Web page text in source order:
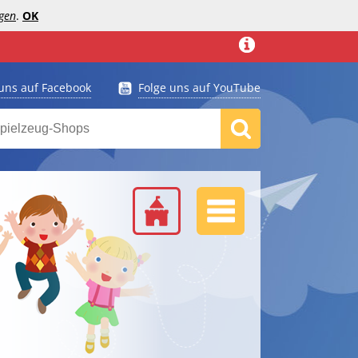
. OK
auf Facebook Folge uns auf YouTube